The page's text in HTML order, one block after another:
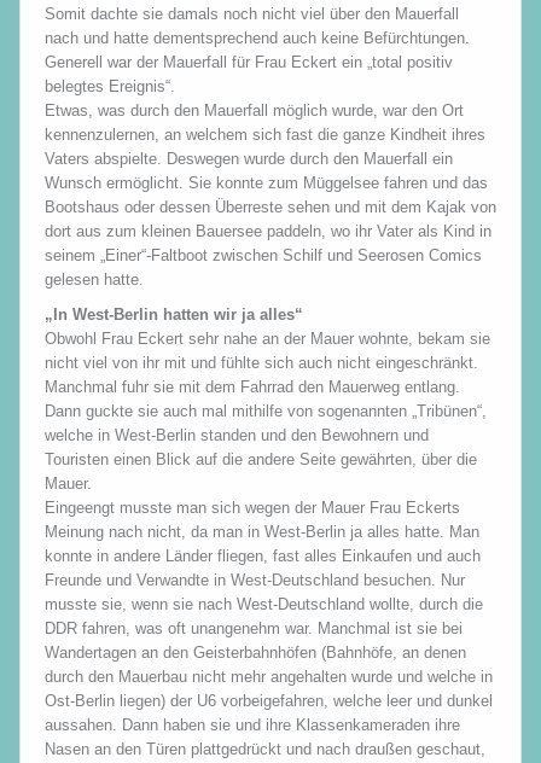
Somit dachte sie damals noch nicht viel über den Mauerfall
nach und hatte dementsprechend auch keine Befürchtungen.
Generell war der Mauerfall für Frau Eckert ein „total positiv
belegtes Ereignis“.
Etwas, was durch den Mauerfall möglich wurde, war den Ort
kennenzulernen, an welchem sich fast die ganze Kindheit ihres
Vaters abspielte. Deswegen wurde durch den Mauerfall ein
Wunsch ermöglicht. Sie konnte zum Müggelsee fahren und das
Bootshaus oder dessen Überreste sehen und mit dem Kajak von
dort aus zum kleinen Bauersee paddeln, wo ihr Vater als Kind in
seinem „Einer“-Faltboot zwischen Schilf und Seerosen Comics
gelesen hatte.
„In West-Berlin hatten wir ja alles“
Obwohl Frau Eckert sehr nahe an der Mauer wohnte, bekam sie
nicht viel von ihr mit und fühlte sich auch nicht eingeschränkt.
Manchmal fuhr sie mit dem Fahrrad den Mauerweg entlang.
Dann guckte sie auch mal mithilfe von sogenannten „Tribünen“,
welche in West-Berlin standen und den Bewohnern und
Touristen einen Blick auf die andere Seite gewährten, über die
Mauer.
Eingeengt musste man sich wegen der Mauer Frau Eckerts
Meinung nach nicht, da man in West-Berlin ja alles hatte. Man
konnte in andere Länder fliegen, fast alles Einkaufen und auch
Freunde und Verwandte in West-Deutschland besuchen. Nur
musste sie, wenn sie nach West-Deutschland wollte, durch die
DDR fahren, was oft unangenehm war. Manchmal ist sie bei
Wandertagen an den Geisterbahnhöfen (Bahnhöfe, an denen
durch den Mauerbau nicht mehr angehalten wurde und welche in
Ost-Berlin liegen) der U6 vorbeigefahren, welche leer und dunkel
aussahen. Dann haben sie und ihre Klassenkameraden ihre
Nasen an den Türen plattgedrückt und nach draußen geschaut,